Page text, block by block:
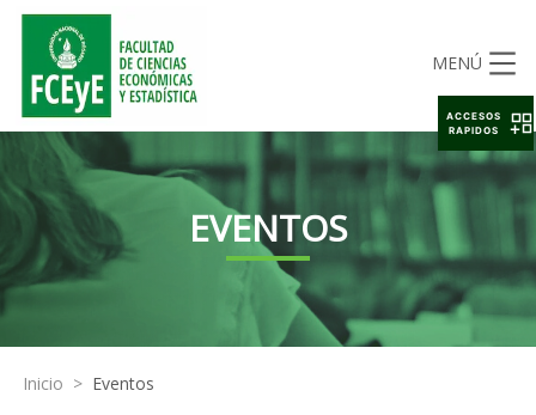
MENÚ
EVENTOS
Inicio > Eventos
ACCESOS
RAPIDOS